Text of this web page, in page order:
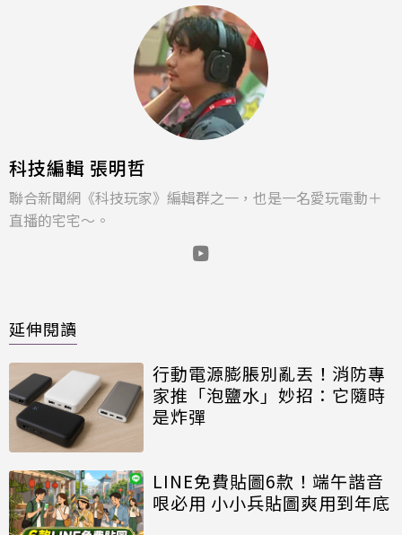
科技編輯 張明哲
聯合新聞網《科技玩家》編輯群之一，也是一名愛玩電動＋
直播的宅宅～。
延伸閱讀
行動電源膨脹別亂丟！消防專
家推「泡鹽水」妙招：它隨時
是炸彈
LINE免費貼圖6款！端午諧音
哏必用 小小兵貼圖爽用到年底